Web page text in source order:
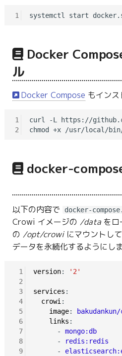
1
Docker
ル
Docker Compose もインス
1
2
curl -L https://
docker-
以下の内容で docker-
Crowi イメージの /dataをロ
の /opt/crowiにマウントし
データを永続化するようにしま
1
2
3
4
5
6
7
8
9
version: '2'
services :
crowi :
image:
links :
      -
mongo:db
      -
redis:redis
      -